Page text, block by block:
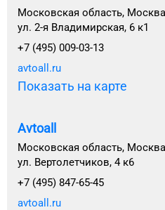
Московская область,
ул. 2-я Владимирская, 6 к1
+7 (495) 009-03-13
avtoall.ru
Показать на карте
Avtoall
Московская область,
ул. Вертолетчиков, 4 к6
+7 (495) 847-65-45
avtoall.ru